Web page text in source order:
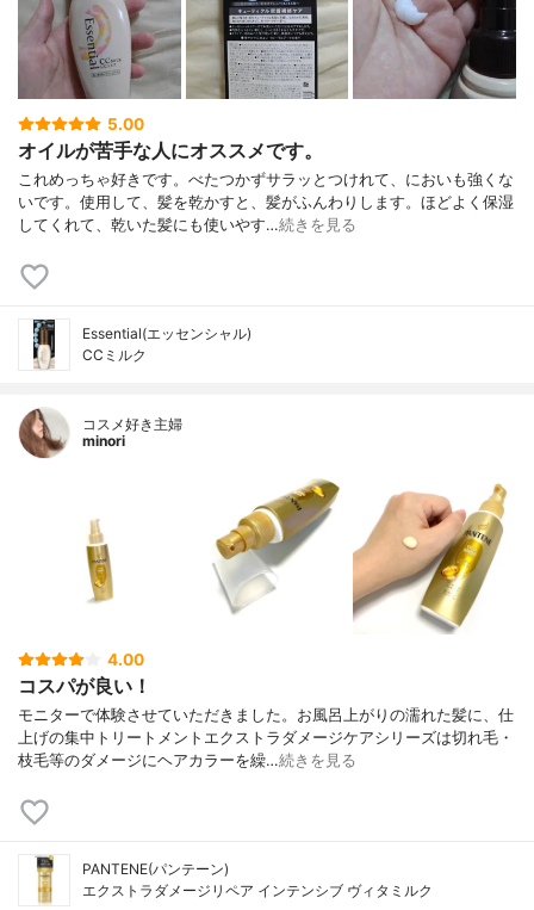
5.00
オイルが苦手な人にオススメです。
これめっちゃ好きです。べたつかずサラッとつけれて、においも強くな
いです。使用して、髪を乾かすと、髪がふんわりします。ほどよく保湿
してくれて、乾いた髪にも使いやす…続きを見る
Essential(エッセンシャル)
CCミルク
コスメ好き主婦
minori
4.00
コスパが良い！
モニターで体験させていただきました。お風呂上がりの濡れた髪に、仕
上げの集中トリートメントエクストラダメージケアシリーズは切れ毛・
枝毛等のダメージにヘアカラーを繰…続きを見る
PANTENE(パンテーン)
エクストラダメージリペア インテンシブ ヴィタミルク